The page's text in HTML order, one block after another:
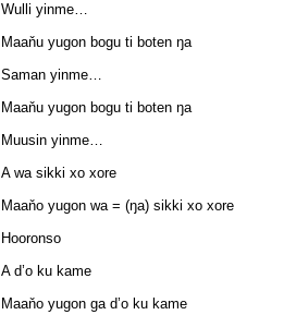
Wulli yinme…
Maaňu yugon bogu ti boten ŋa
Saman yinme…
Maaňu yugon bogu ti boten ŋa
Muusin yinme…
A wa sikki xo xore
Maaňo yugon wa = (ŋa) sikki xo xore
Hooronso
A d’o ku kame
Maaňo yugon ga d’o ku kame